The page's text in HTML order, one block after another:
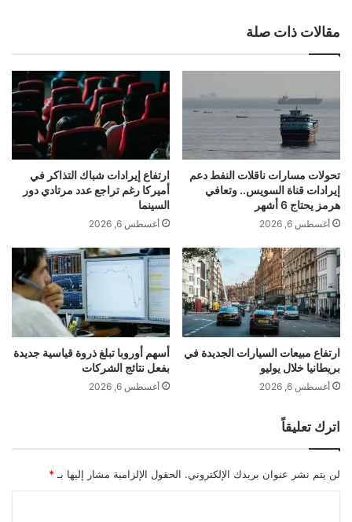
مقالات ذات صلة
تحولات مسارات ناقلات النفط دعم
إيرادات قناة السويس.. وتعافي
هرمز يحتاج 6 أشهر
أغسطس 6, 2026
ارتفاع إيرادات شباك التذاكر في
أميركا رغم تراجع عدد مرتادي دور
السينما
أغسطس 6, 2026
ارتفاع مبيعات السيارات الجديدة في
بريطانيا خلال يوليو
أغسطس 6, 2026
أسهم أوروبا تبلغ ذروة قياسية جديدة
بفعل نتائج الشركات
أغسطس 6, 2026
اترك تعليقاً
لن يتم نشر عنوان بريدك الإلكتروني. الحقول الإلزامية مشار إليها بـ *